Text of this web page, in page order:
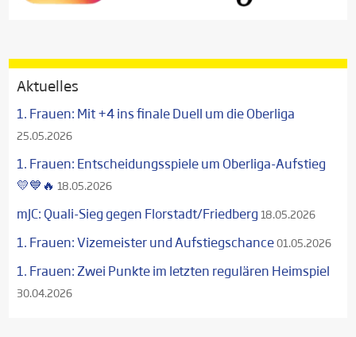
Aktuelles
1. Frauen: Mit +4 ins finale Duell um die Oberliga
25.05.2026
1. Frauen: Entscheidungsspiele um Oberliga-Aufstieg
💛💙🔥 18.05.2026
mJC: Quali-Sieg gegen Florstadt/Friedberg 18.05.2026
1. Frauen: Vizemeister und Aufstiegschance01.05.2026
1. Frauen: Zwei Punkte im letzten regulären Heimspiel
30.04.2026